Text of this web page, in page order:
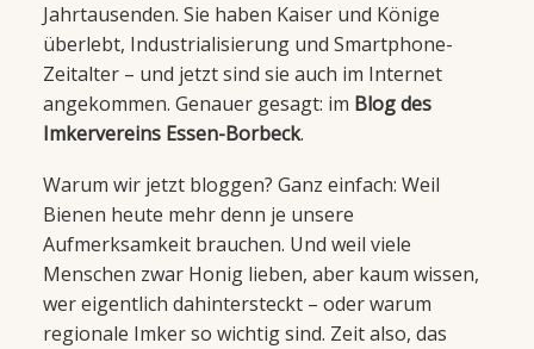
Jahrtausenden. Sie haben Kaiser und Könige
überlebt, Industrialisierung und Smartphone-
Zeitalter – und jetzt sind sie auch im Internet
angekommen. Genauer gesagt: im Blog des
Imkervereins Essen-Borbeck.
Warum wir jetzt bloggen? Ganz einfach: Weil
Bienen heute mehr denn je unsere
Aufmerksamkeit brauchen. Und weil viele
Menschen zwar Honig lieben, aber kaum wissen,
wer eigentlich dahintersteckt – oder warum
regionale Imker so wichtig sind. Zeit also, das